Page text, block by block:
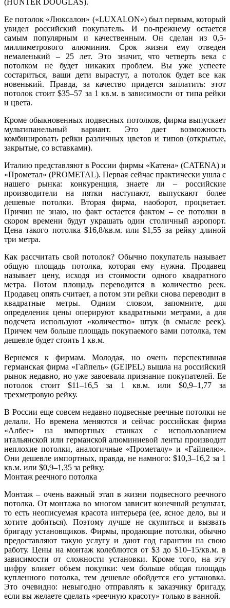
Ее потолок «Люксалон» («LUXALON») был первым, который
увидел российский покупатель. И по-прежнему остается
самым популярным и качественным. Он сделан из 0,5-
миллиметрового алюминия. Срок жизни ему отведен
немаленький – 25 лет. Это значит, что четверть века с
потолком не будет никаких проблем. Вы уже успеете
состариться, ваши дети вырастут, а потолок будет все как
новенький. Правда, за качество придется заплатить: этот
потолок стоит $35–57 за 1 кв.м. в зависимости от типа рейки
и цвета.
Кроме обыкновенных подвесных потолков, фирма выпускает
мультипанельный вариант. Это дает возможность
комбинировать рейки различных цветов и типов (открытые,
закрытые, со вставками).
Италию представляют в России фирмы «Катена» (CATENA) и
«Прометал» (PROMETAL). Первая сейчас практически ушла с
нашего рынка: конкуренция, знаете ли – российские
производители на пятки наступают, выпускают более
дешевые потолки. Вторая фирма, наоборот, процветает.
Причин не знаю, но факт остается фактом – ее потолки в
скором времени будут украшать один столичный аэропорт.
Цена такого потолка $16,8/кв.м. или $1,55 за рейку длиной
три метра.
Как рассчитать свой потолок? Обычно покупатель называет
общую площадь потолка, которая ему нужна. Продавец
называет цену, исходя из стоимости одного квадратного
метра. Потом площадь переводится в количество реек.
Продавец опять считает, а потом эти рейки снова переводит в
квадратные метры. Одним словом, запомните, для
определения цены оперируют квадратными метрами, а для
подсчета используют «количество» штук (в смысле реек).
Причем чем больше площадь покупаемого вами потолка, тем
дешевле будет стоить 1 кв.м.
Вернемся к фирмам. Молодая, но очень перспективная
германская фирма «Гайпель» (GEIPEL) вышла на российский
рынок недавно, но уже завоевала признание покупателей. Ее
потолок стоит $11–16,5 за 1 кв.м. или $0,9–1,77 за
трехметровую рейку.
В России еще совсем недавно подвесные реечные потолки не
делали. Но времена меняются и сейчас российская фирма
«Албес» на импортных станках с использованием
итальянской или германской алюминиевой ленты производит
неплохие потолки, аналогичные «Прометалу» и «Гайпелю».
Они дешевле импортных, правда, не намного: $10,3–16,2 за 1
кв.м. или $0,9–1,35 за рейку.
Монтаж реечного потолка
Монтаж – очень важный этап в жизни подвесного реечного
потолка. От монтажа во многом зависит конечный результат,
то есть неописуемая красота интерьера (ее, ясное дело, вы и
хотите добиться). Поэтому лучше не скупиться и вызвать
бригаду установщиков. Фирмы, продающие потолки, обычно
предоставляют такую услугу и дают год гарантии на свою
работу. Цены на монтаж колеблются от $3 до $10–15/кв.м. в
зависимости от сложности установки. Кроме того, на эту
цифру влияет объем покупки: чем больше общая площадь
купленного потолка, тем дешевле обойдется его установка.
Это очевидно: невыгодно отправлять к заказчику бригаду,
если вы желаете сделать «реечную красоту» только в ванной.